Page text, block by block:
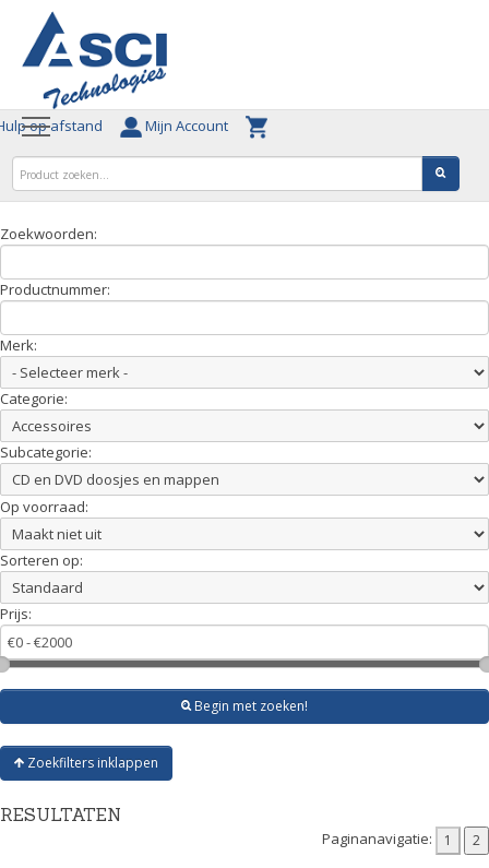
op afstand Mijn Account
Zoekwoorden:
Productnummer:
Merk:
Categorie:
Subcategorie:
Op voorraad:
Sorteren op:
Prijs:
Begin met zoeken!
Zoekfilters inklappen
RESULTATEN
Paginanavigatie: